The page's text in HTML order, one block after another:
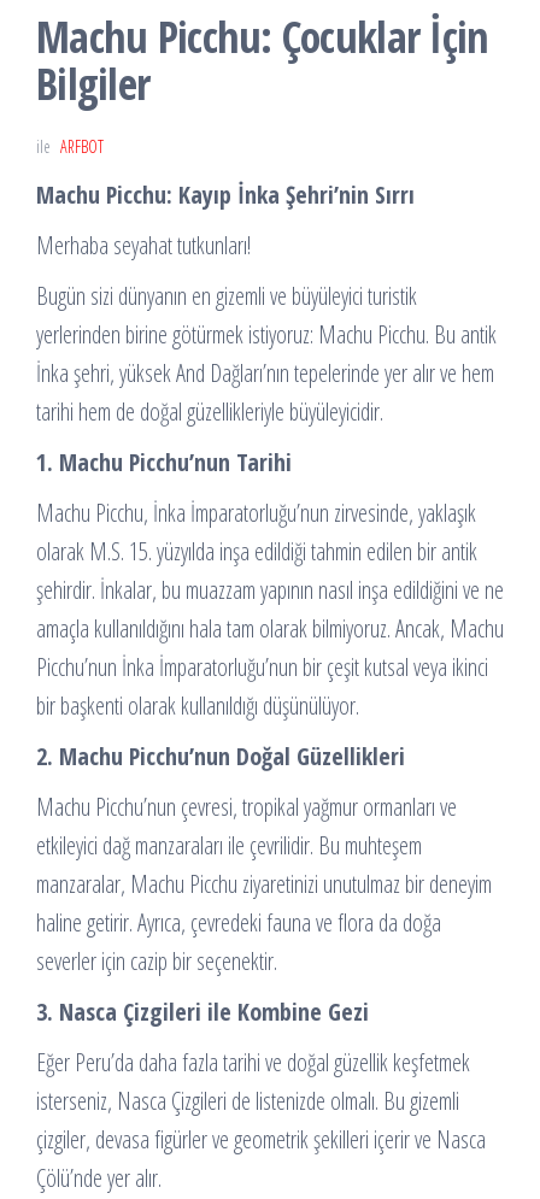
Machu Picchu: Çocuklar İçin
Bilgiler
ile ARFBOT
Machu Picchu: Kayıp İnka Şehri’nin Sırrı
Merhaba seyahat tutkunları!
Bugün sizi dünyanın en gizemli ve büyüleyici turistik
yerlerinden birine götürmek istiyoruz: Machu Picchu. Bu antik
İnka şehri, yüksek And Dağları’nın tepelerinde yer alır ve hem
tarihi hem de doğal güzellikleriyle büyüleyicidir.
1. Machu Picchu’nun Tarihi
Machu Picchu, İnka İmparatorluğu’nun zirvesinde, yaklaşık
olarak M.S. 15. yüzyılda inşa edildiği tahmin edilen bir antik
şehirdir. İnkalar, bu muazzam yapının nasıl inşa edildiğini ve ne
amaçla kullanıldığını hala tam olarak bilmiyoruz. Ancak, Machu
Picchu’nun İnka İmparatorluğu’nun bir çeşit kutsal veya ikinci
bir başkenti olarak kullanıldığı düşünülüyor.
2. Machu Picchu’nun Doğal Güzellikleri
Machu Picchu’nun çevresi, tropikal yağmur ormanları ve
etkileyici dağ manzaraları ile çevrilidir. Bu muhteşem
manzaralar, Machu Picchu ziyaretinizi unutulmaz bir deneyim
haline getirir. Ayrıca, çevredeki fauna ve flora da doğa
severler için cazip bir seçenektir.
3. Nasca Çizgileri ile Kombine Gezi
Eğer Peru’da daha fazla tarihi ve doğal güzellik keşfetmek
isterseniz, Nasca Çizgileri de listenizde olmalı. Bu gizemli
çizgiler, devasa figürler ve geometrik şekilleri içerir ve Nasca
Çölü’nde yer alır.